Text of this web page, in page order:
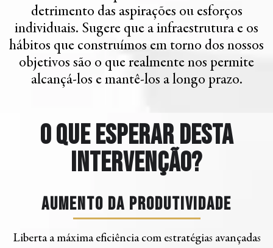
detrimento das aspirações ou esforços
individuais. Sugere que a infraestrutura e os
hábitos que construímos em torno dos nossos
objetivos são o que realmente nos permite
alcançá-los e mantê-los a longo prazo.
O que esperar desta
intervenção?
Aumento da produtividade
Liberta a máxima eficiência com estratégias avançadas